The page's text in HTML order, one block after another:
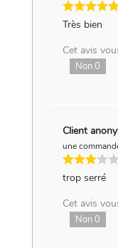
Très bien
Cet avis
Non0
Client
une
trop serré
Cet avis
Non0